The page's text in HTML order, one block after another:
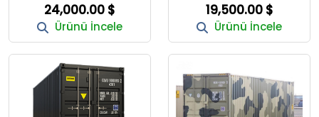
24,000.00 $
Ürünü İncele
19,500.00 $
Ürünü İncele